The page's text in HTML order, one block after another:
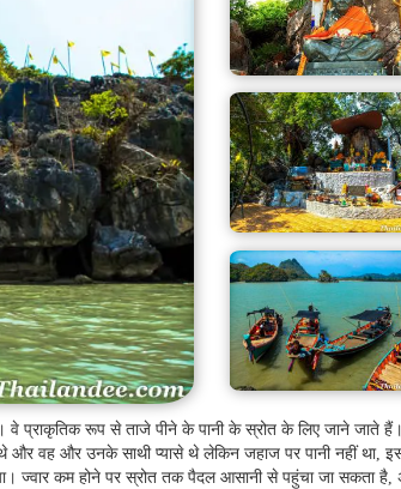
वे प्राकृतिक रूप से ताजे पीने के पानी के स्रोत के लिए जाने जाते हैं।
और वह और उनके साथी प्यासे थे लेकिन जहाज पर पानी नहीं था,
ज्वार कम होने पर स्रोत तक पैदल आसानी से पहुंचा जा सकता है,